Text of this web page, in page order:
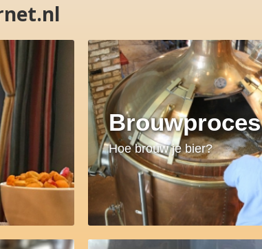
Brouwproces
Hoe brouw je bier?